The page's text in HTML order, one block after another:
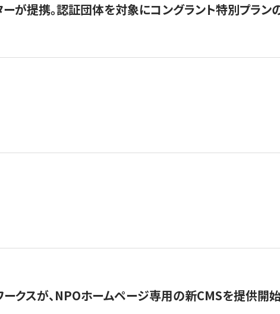
が提携。認証団体を対象にコングラント特別プラン
クスが、NPOホームページ専用の新CMSを提供開始